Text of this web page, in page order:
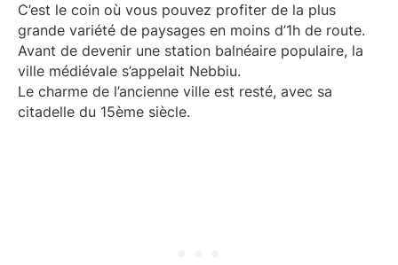
C’est le coin où vous pouvez profiter de la plus
grande variété de paysages en moins d’1h de route.
Avant de devenir une station balnéaire populaire, la
ville médiévale s’appelait Nebbiu.
Le charme de l’ancienne ville est resté, avec sa
citadelle du 15ème siècle.